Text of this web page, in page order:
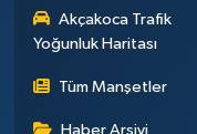
Akçakoca Trafik
Yoğunluk Haritası
Tüm Manşetler
Haber Arşivi